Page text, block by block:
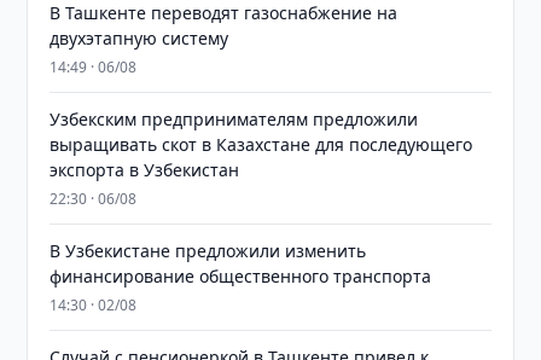
В Ташкенте переводят газоснабжение на
двухэтапную систему
14:49 · 06/08
Узбекским предпринимателям предложили
выращивать скот в Казахстане для последующего
экспорта в Узбекистан
22:30 · 06/08
В Узбекистане предложили изменить
финансирование общественного транспорта
14:30 · 02/08